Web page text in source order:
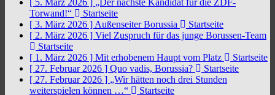
[ 5. März 2026 ] „Der nächste Kandidat für die ZDF-
Torwand!“
Startseite
[ 3. März 2026 ] Außenseiter Borussia
Startseite
[ 2. März 2026 ] Viel Zuspruch für das junge Borussen-Team
Startseite
[ 1. März 2026 ] Mit erhobenem Haupt vom Platz
Startseite
[ 27. Februar 2026 ] Quo vadis, Borussia?
Startseite
[ 27. Februar 2026 ] „Wir hätten noch drei Stunden
weiterspielen können …“
Startseite